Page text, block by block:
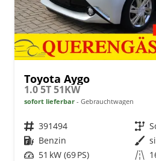
Toyota Aygo
1.0 5T 51KW
sofort lieferbar Gebrauchtwagen
Fahrzeugnr. 391494 Getriebe
Kraftstoff Benzin Außenfarbe
Leistung 51 kW (69 PS) Kilometerstand